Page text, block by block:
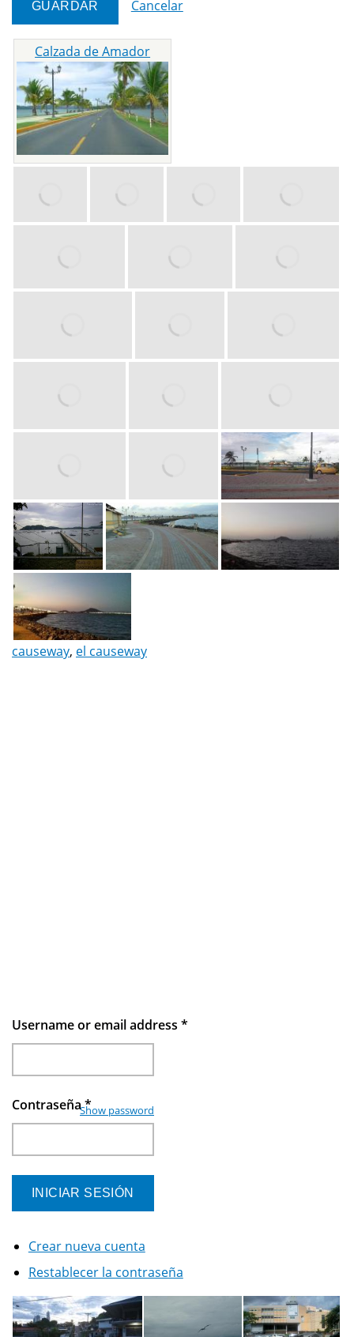
Cancelar
Calzada de Amador
causeway, el causeway
Username or email address *
Contraseña*
Show password
Crear nueva cuenta
Restablecer la contraseña